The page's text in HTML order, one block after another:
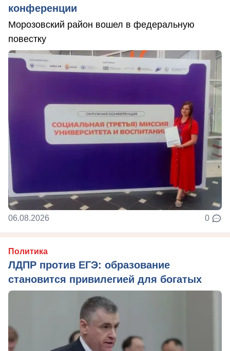
конференции
Морозовский район вошел в федеральную
повестку
06.08.2026 0
Политика
ЛДПР против ЕГЭ: образование
становится привилегией для богатых